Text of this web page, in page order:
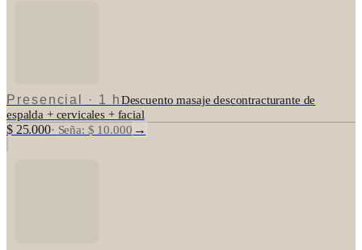
Presencial · 1 hDescuento masaje descontracturante de
espalda + cervicales + facial
$ 25.000· Seña: $ 10.000 →